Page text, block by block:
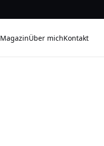
MagazinÜber michKontakt